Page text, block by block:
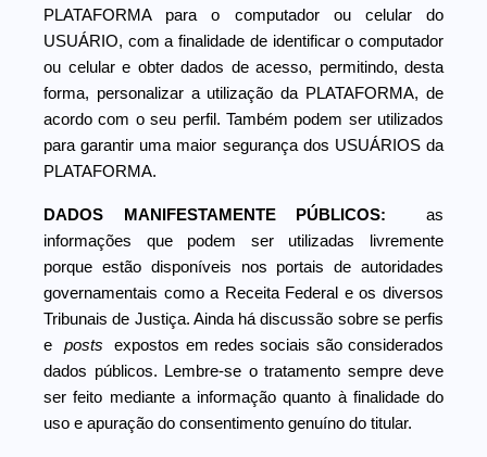
PLATAFORMA para o computador ou celular do
USUÁRIO, com a finalidade de identificar o computador
ou celular e obter dados de acesso, permitindo, desta
forma, personalizar a utilização da PLATAFORMA, de
acordo com o seu perfil. Também podem ser utilizados
para garantir uma maior segurança dos USUÁRIOS da
PLATAFORMA.
DADOS MANIFESTAMENTE PÚBLICOS:
as
informações que podem ser utilizadas livremente
porque estão disponíveis nos portais de autoridades
governamentais como a Receita Federal e os diversos
Tribunais de Justiça. Ainda há discussão sobre se perfis
e
posts
expostos em redes sociais são considerados
dados públicos. Lembre-se o tratamento sempre deve
ser feito mediante a informação quanto à finalidade do
uso e apuração do consentimento genuíno do titular.